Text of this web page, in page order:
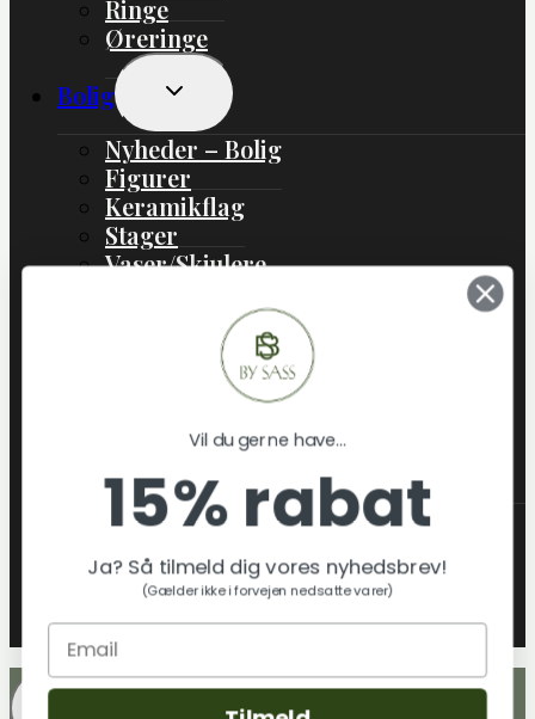
Ringe
Øreringe
Bolig
Skift
Undermenu
Nyheder – Bolig
Figurer
Keramikflag
Stager
Vaser/Skjulere
Boligtekstil
Skift
Undermenu
Hvem er By Sass
Tekstilmaterialer & certificeringer
By sass´ Leverandører
Blog
Vil du gerne have...
15% rabat
Ja? Så tilmeld dig vores nyhedsbrev!
(Gælder ikke i forvejen nedsatte varer)